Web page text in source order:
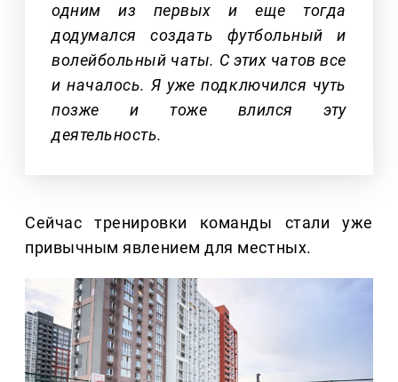
одним из первых и еще тогда
додумался создать футбольный и
волейбольный чаты. С этих чатов все
и началось. Я уже подключился чуть
позже и тоже влился эту
деятельность.
Сейчас тренировки команды стали уже
привычным явлением для местных.